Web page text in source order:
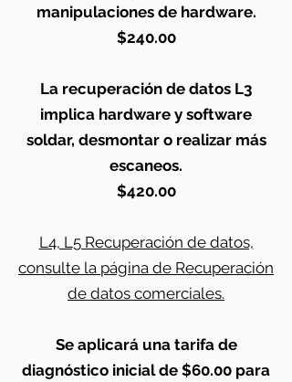
manipulaciones de hardware.
$240.00
La recuperación de datos L3
implica hardware y software
soldar, desmontar o realizar más
escaneos.
$420.00
L4, L5 Recuperación de datos,
consulte la página de Recuperación
de datos comerciales.
Se aplicará una tarifa de
diagnóstico inicial de $60.00 para